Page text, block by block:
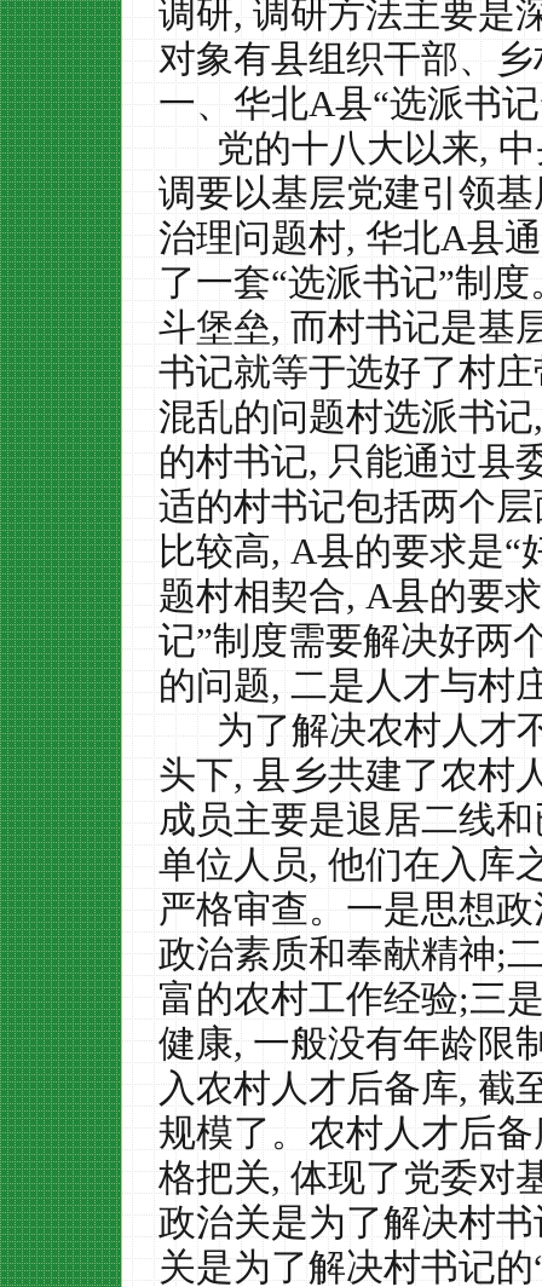
调研,调研方法主要是
对象有县组织干部、
一、华北A县“选派书
党的十八大以来,
调要以基层党建引领
治理问题村,华北A县
了一套“选派书记”制
斗堡垒,而村书记是基
书记就等于选好了村
混乱的问题村选派书记
的村书记,只能通过县
适的村书记包括两个
比较高, A县的要求是“
题村相契合, A县的要
记”制度需要解决好两
的问题,二是人才与村
为了解决农村人才
头下,县乡共建了农村
成员主要是退居二线
单位人员,他们在入库
严格审查。一是思想
政治素质和奉献精神;
富的农村工作经验;三
健康,一般没有年龄限
入农村人才后备库,截
规模了。农村人才后
格把关,体现了党委对
政治关是为了解决村
关是为了解决村书记